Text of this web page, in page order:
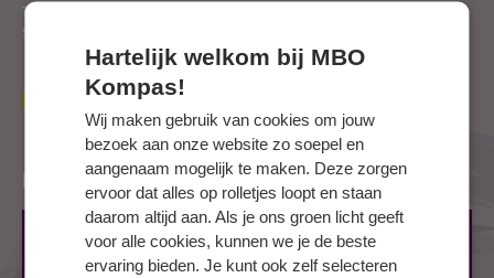
Toelatingseisen
Soort
Naar website opleider
Locaties
DOETINCHEM, Sportweg
Sportweg 3
Hartelijk welkom bij MBO
Kompas!
Wij maken gebruik van cookies om jouw
bezoek aan onze website zo soepel en
aangenaam mogelijk te maken. Deze zorgen
ervoor dat alles op rolletjes loopt en staan
daarom altijd aan. Als je ons groen licht geeft
voor alle cookies, kunnen we je de beste
ervaring bieden. Je kunt ook zelf selecteren